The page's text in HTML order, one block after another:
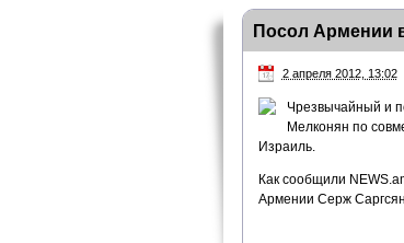
Посол Армении
2 апреля 2012, 13:02
Чрезвычайный и
Мелконян по
Израиль.
Как сообщили
Армении Серж Саргсян.